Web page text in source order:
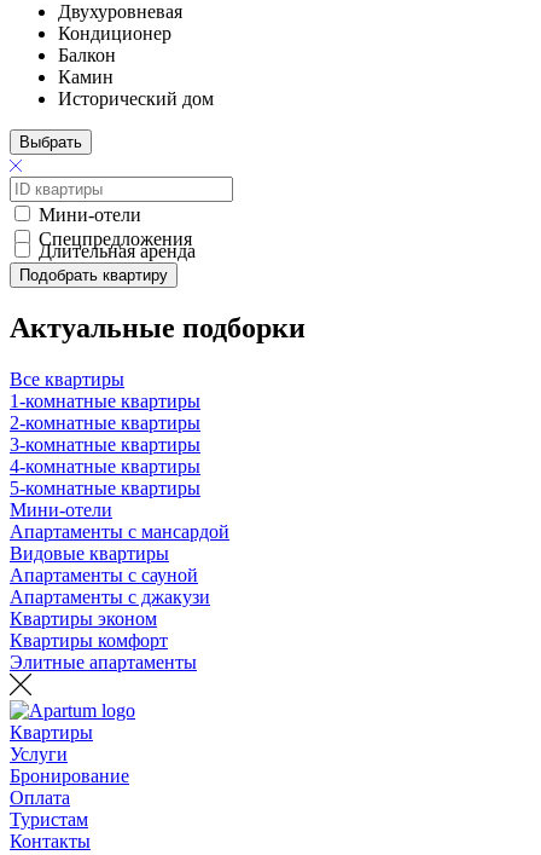
Двухуровневая
Кондиционер
Балкон
Камин
Исторический дом
Выбрать
Мини-отели
Спецпредложения
Длительная аренда
Подобрать квартиру
Актуальные подборки
Все квартиры
1-комнатные квартиры
2-комнатные квартиры
3-комнатные квартиры
4-комнатные квартиры
5-комнатные квартиры
Мини-отели
Апартаменты с мансардой
Видовые квартиры
Апартаменты с сауной
Апартаменты с джакузи
Квартиры эконом
Квартиры комфорт
Элитные апартаменты
Квартиры
Услуги
Бронирование
Оплата
Туристам
Контакты